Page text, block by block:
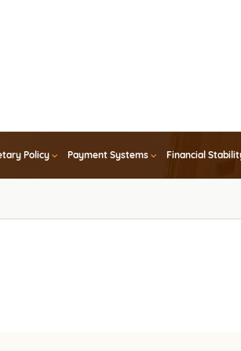
Policy Payment Systems Financial